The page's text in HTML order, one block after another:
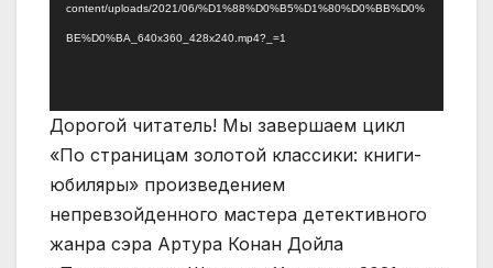
content/uploads/2021/06/%D1%88%D0%B5%D1%80%D0%BB%D0%
BE%D0%BA_640x360_428x240.mp4?_=1
Дорогой читатель! Мы завершаем цикл
«По страницам золотой классики: книги-
юбиляры» произведением
непревзойденного мастера детективного
жанра сэра Артура Конан Дойла